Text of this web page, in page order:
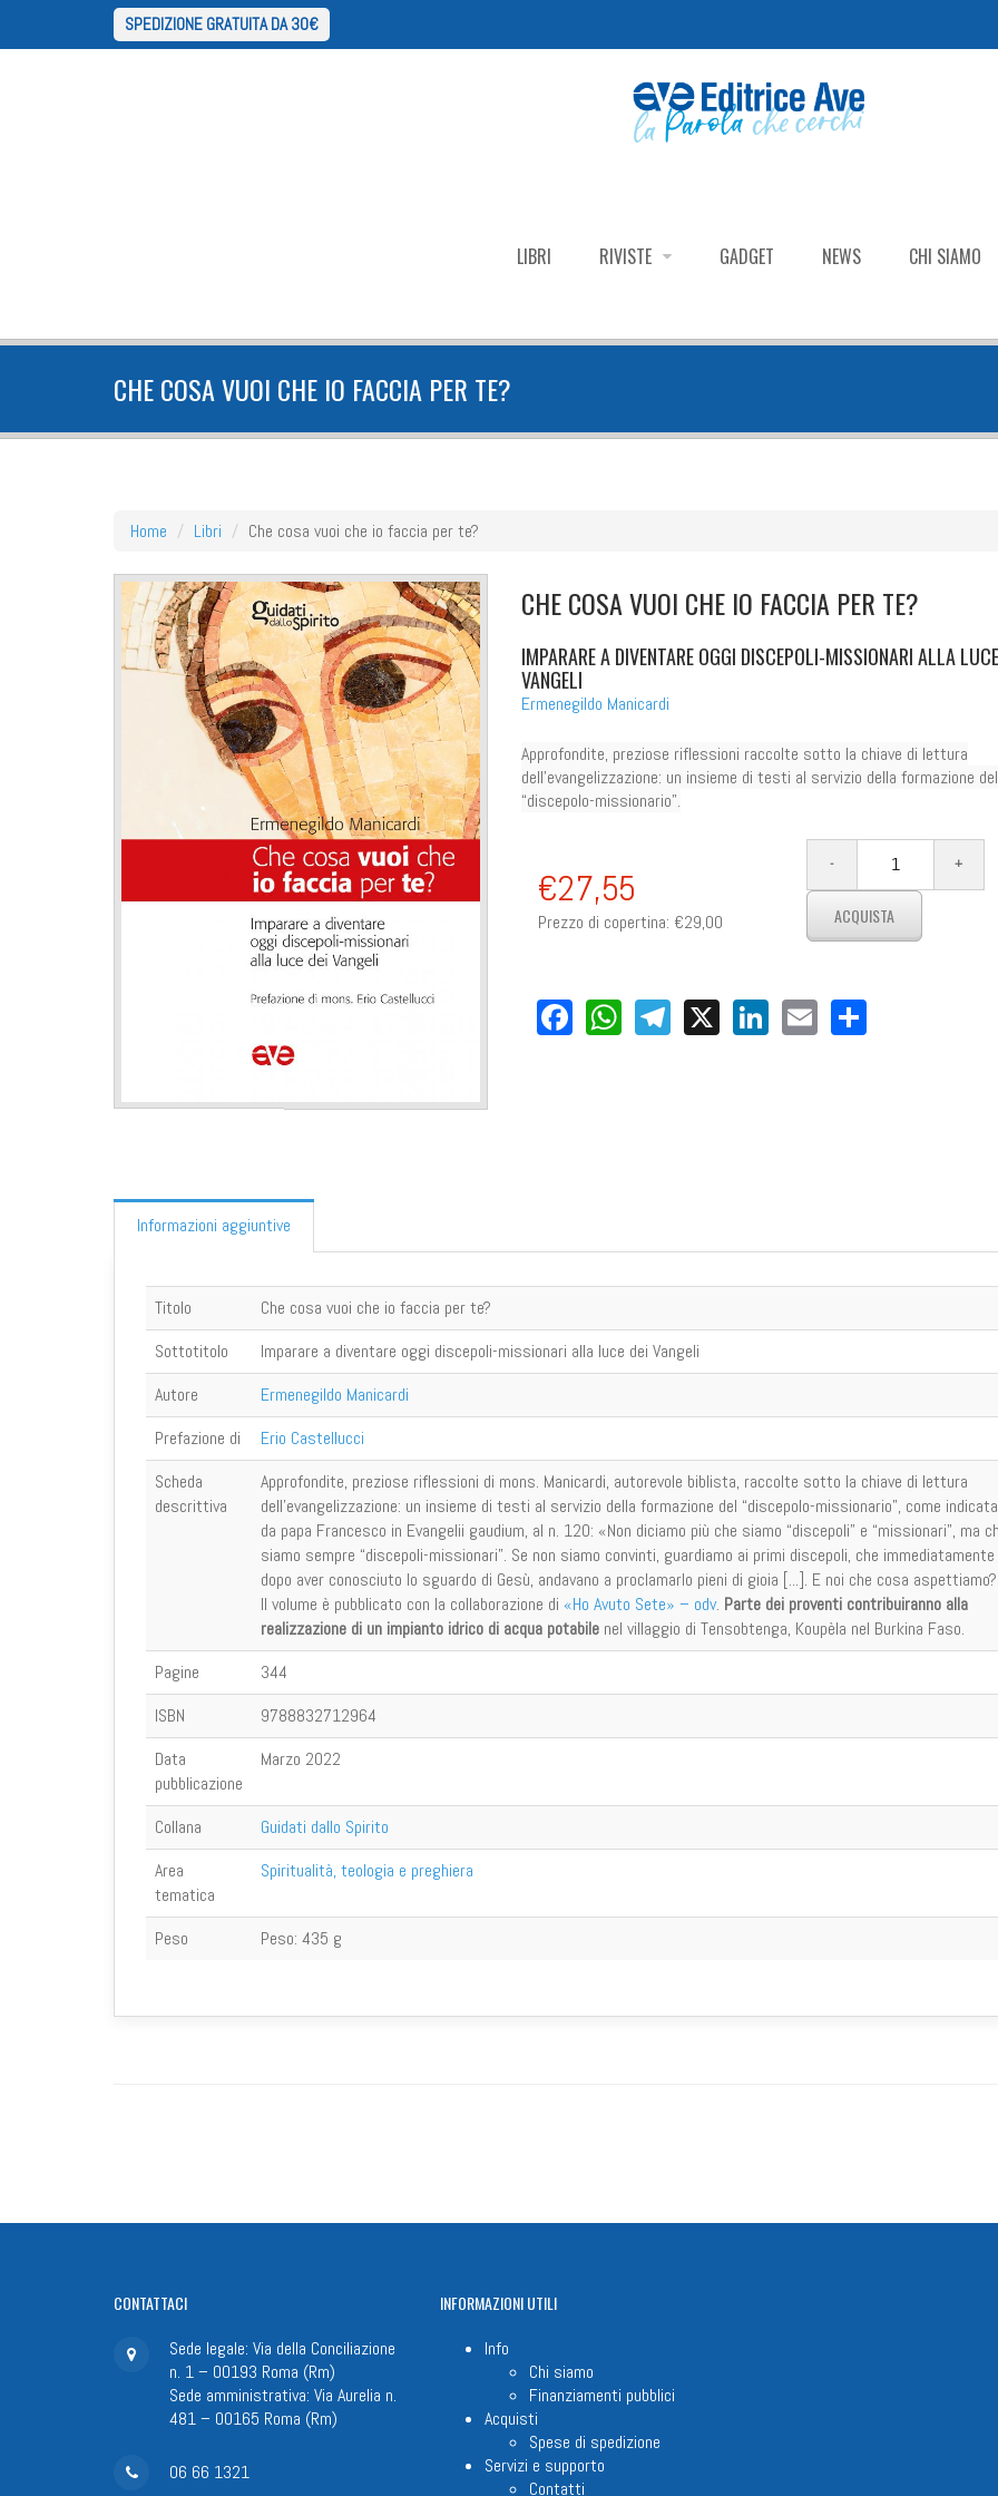
SPEDIZIONE GRATUITA DA 30€
LIBRI RIVISTE GADGET NEWS CHI SIAMO
CHE COSA VUOI CHE IO FACCIA PER TE?
Home Libri Che cosa vuoi che io faccia per te?
CHE COSA VUOI CHE IO FACCIA PER TE?
IMPARARE A DIVENTARE OGGI DISCEPOLI-MISSIONARI ALLA
VANGELI
Ermenegildo Manicardi
Approfondite, preziose riflessioni raccolte sotto la chiave di lettura
dell’evangelizzazione: un insieme di testi al servizio della formazione del
“discepolo-missionario”.
€27,55
Prezzo di copertina: €29,00
Facebook
WhatsApp
Telegram
X LinkedIn
EmailShare
Informazioni aggiuntive
Titolo
Che cosa vuoi che io faccia per te?
Sottotitolo
Imparare a diventare oggi discepoli-missionari alla luce dei Vangeli
Autore
Ermenegildo Manicardi
Prefazione di
Erio Castellucci
Scheda
descrittiva
Approfondite, preziose riflessioni di mons. Manicardi, autorevole biblista, raccolte sotto la chiave di lettura
dell’evangelizzazione: un insieme di testi al servizio della formazione del “discepolo-missionario”, come indicata
da papa Francesco in Evangelii gaudium, al n. 120: «Non diciamo più che siamo “discepoli” e “missionari”, ma
siamo sempre “discepoli-missionari”. Se non siamo convinti, guardiamo ai primi discepoli, che immediatamente
dopo aver conosciuto lo sguardo di Gesù, andavano a proclamarlo pieni di gioia [...]. E noi che cosa
Il volume è pubblicato con la collaborazione di «Ho Avuto Sete» – odv. Parte dei proventi contribuiranno alla
realizzazione di un impianto idrico di acqua potabile nel villaggio di Tensobtenga, Koupèla nel Burkina Faso.
Pagine
344
ISBN
9788832712964
Data
pubblicazione
Marzo 2022
Collana
Guidati dallo Spirito
Area
tematica
Spiritualità, teologia e preghiera
Peso Peso: 435 g
CONTATTACI
Sede legale: Via della Conciliazione
n. 1 – 00193 Roma (Rm)
Sede amministrativa: Via Aurelia n.
481 – 00165 Roma (Rm)
06 66 1321
INFORMAZIONIUTILI
Info
Chi siamo
Finanziamenti pubblici
Acquisti
Spese di spedizione
Servizi e supporto
Contatti